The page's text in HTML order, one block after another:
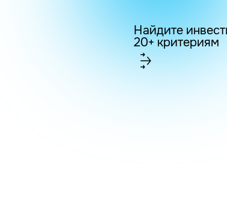
Найдите
20+ критериям